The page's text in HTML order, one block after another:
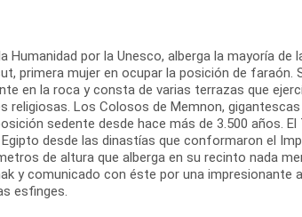
por la Unesco, alberga la mayoría de
primera mujer en ocupar la posición de faraón.
en la roca y consta de varias terrazas que
religiosas. Los Colosos de Memnon,
sedente desde hace más de 3.500 años. El
desde las dinastías que conformaron el
de altura que alberga en su recinto nada
y comunicado con éste por una impresionante
esfinges.